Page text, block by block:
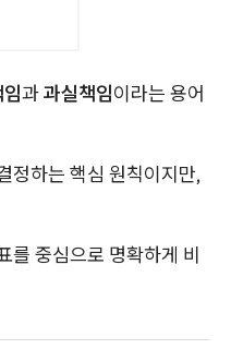
과과실책임이라는 용어
정하는 핵심 원칙이지만,
를 중심으로 명확하게 비